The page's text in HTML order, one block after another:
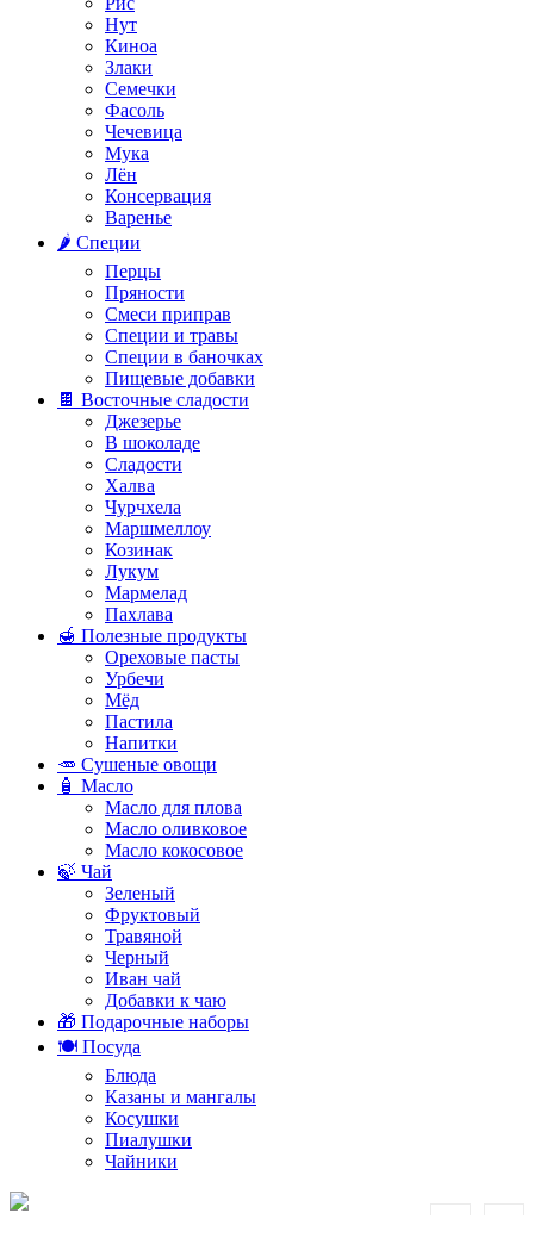
Нут
Киноа
Злаки
Семечки
Фасоль
Чечевица
Мука
Лён
Консервация
Варенье
🌶️ Специи
Перцы
Пряности
Смеси приправ
Специи и травы
Специи в баночках
Пищевые добавки
🍫 Восточные сладости
Джезерье
В шоколаде
Сладости
Халва
Чурчхела
Маршмеллоу
Козинак
Лукум
Мармелад
Пахлава
🍯 Полезные продукты
Ореховые пасты
Урбечи
Мёд
Пастила
Напитки
🥕 Сушеные овощи
🧴 Масло
Масло для плова
Масло оливковое
Масло кокосовое
🍃 Чай
Зеленый
Фруктовый
Травяной
Черный
Иван чай
Добавки к чаю
🎁 Подарочные наборы
🍽️ Посуда
Блюда
Казаны и мангалы
Косушки
Пиалушки
Чайники